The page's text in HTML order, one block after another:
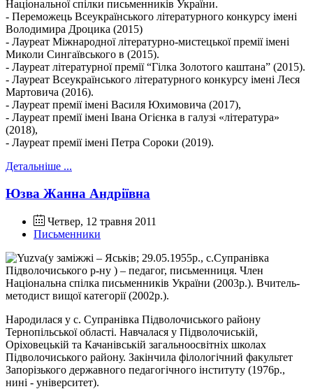
Національної спілки письменників України.
- Переможець Всеукраїнського літературного конкурсу імені
Володимира Дроцика (2015)
- Лауреат Міжнародної літературно-мистецької премії імені
Миколи Сингаївського в (2015).
- Лауреат літературної премії “Гілка Золотого каштана” (2015).
- Лауреат Всеукраїнського літературного конкурсу імені Леся
Мартовича (2016).
- Лауреат премії імені Василя Юхимовича (2017),
- Лауреат премії імені Івана Огієнка в галузі «література»
(2018),
- Лауреат премії імені Петра Сороки (2019).
Детальніше ...
Юзва Жанна Андріївна
Четвер, 12 травня 2011
Письменники
(у заміжжі – Яськів; 29.05.1955р., с.Супранівка
Підволочиського р-ну ) – педагог, письменниця. Член
Національна спілка письменників України (2003р.). Вчитель-
методист вищої категорії (2002р.).
Народилася у с. Супранівка Підволочиського району
Тернопільської області. Навчалася у Підволочиській,
Оріховецькій та Качанівській загальноосвітніх школах
Підволочиського району. Закінчила філологічний факультет
Запорізького державного педагогічного інституту (1976р.,
нині - університет).